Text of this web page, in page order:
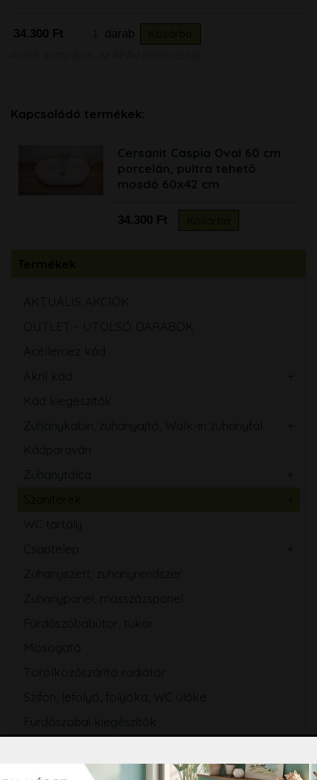
34.300 Ft darab
Kapcsolódó termékek:
Cersanit Caspia Oval 60 cm
porcelán, pultra tehető
mosdó 60x42 cm
34.300 Ft
AKTUÁLIS AKCIÓK
OUTLET - UTOLSÓ DARABOK
Acéllemez kád
Akril kád
Kád kiegészítők
Zuhanykabin, zuhanyajtó, Walk-in zuhanyfal
Kádparaván
Zuhanytálca
WC tartály
Csaptelep
Zuhanyszett, zuhanyrendszer
Zuhanypanel, masszázspanel
Fürdőszobabútor, tükör
Mosogató
Törölközőszárító radiátor
Szifon, lefolyó, folyóka, WC ülőke
Fürdőszobai kiegészítők
Tisztító és ápolószerek